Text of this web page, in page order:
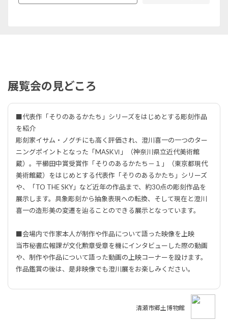
展覧会の見どころ
■代表作「そりのあるかたち」シリーズをはじめとする彫刻作品
を紹介
彫刻家イサム・ノグチにも高く評価され、澄川喜一の一つのター
ニングポイントとなった「MASKⅥ」（神奈川県立近代美術館
蔵）。平櫛田中賞受賞作「そりのあるかたち－１」（東京都現代
美術館蔵）をはじめとする代表作「そりのあるかたち」シリーズ
や、「TO THE SKY」など近年の作品まで、約30点の彫刻作品を
展示します。具象彫刻から抽象表現への転換、そして現在と澄川
喜一の造形美の変遷を辿ることのできる展示となっています。
■会場内で作家本人が制作や作品について語った映像を上映
当市秘書広報課が文化勲章受章を機にインタビューした際の動画
や、制作や作品について語った動画の上映コーナーを設けます。
作品鑑賞の後は、是非映像でも澄川展をお楽しみください。
清瀬市郷土博物館